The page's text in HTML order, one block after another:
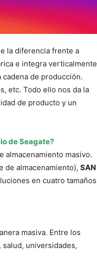
la diferencia frente a
e integra verticalmente
de producción.
etc. Todo ello nos da la
de producto y un
de Seagate?
almacenamiento masivo.
de almacenamiento), SAN
en cuatro tamaños
masiva. Entre los
universidades,